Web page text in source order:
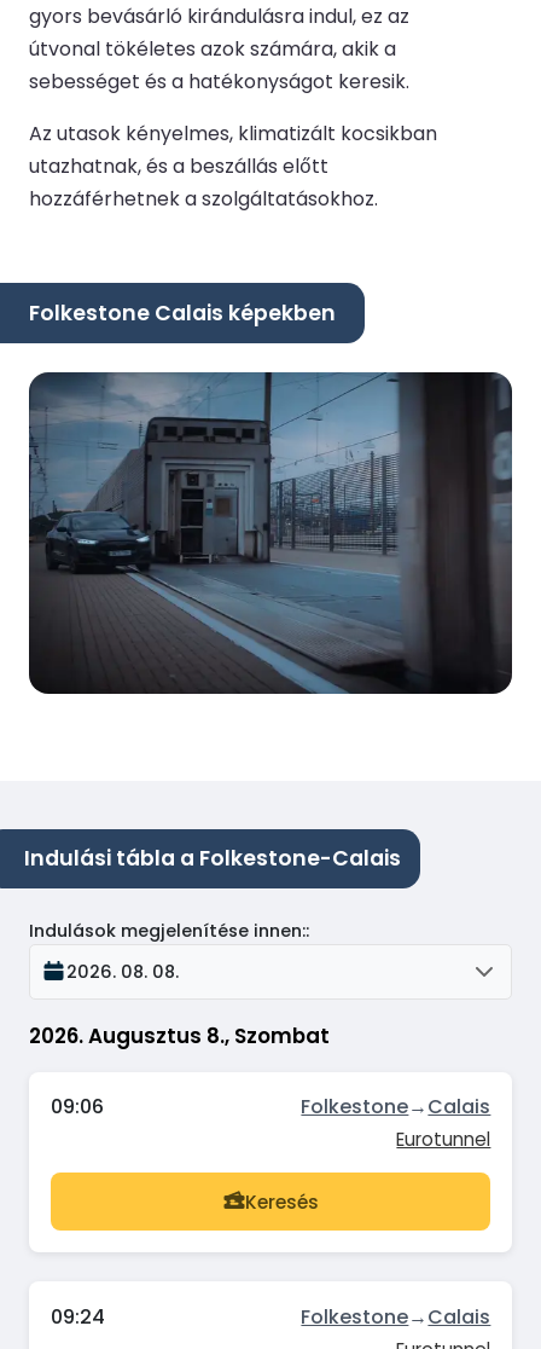
gyors bevásárló kirándulásra indul, ez az
útvonal tökéletes azok számára, akik a
sebességet és a hatékonyságot keresik.
Az utasok kényelmes, klimatizált kocsikban
utazhatnak, és a beszállás előtt
hozzáférhetnek a szolgáltatásokhoz.
Folkestone Calais képekben
Indulási tábla a Folkestone-Calais
2026. Augusztus 8., Szombat
Indulások megjelenítése innen::
2026. 08. 08.
09:06 Folkestone→Calais
Eurotunnel
Keresés
09:24 Folkestone→Calais